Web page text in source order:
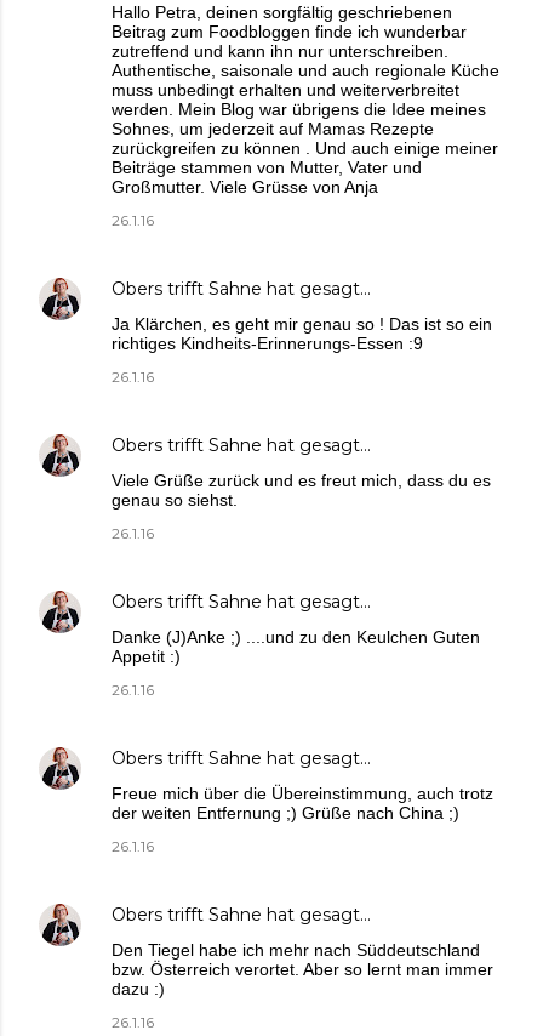
Hallo Petra, deinen sorgfältig geschriebenen
Beitrag zum Foodbloggen finde ich wunderbar
zutreffend und kann ihn nur unterschreiben.
Authentische, saisonale und auch regionale Küche
muss unbedingt erhalten und weiterverbreitet
werden. Mein Blog war übrigens die Idee meines
Sohnes, um jederzeit auf Mamas Rezepte
zurückgreifen zu können . Und auch einige meiner
Beiträge stammen von Mutter, Vater und
Großmutter. Viele Grüsse von Anja
26.1.16
Obers trifft Sahne hat gesagt…
Ja Klärchen, es geht mir genau so ! Das ist so ein
richtiges Kindheits-Erinnerungs-Essen :9
26.1.16
Obers trifft Sahne hat gesagt…
Viele Grüße zurück und es freut mich, dass du es
genau so siehst.
26.1.16
Obers trifft Sahne hat gesagt…
Danke (J)Anke ;) ....und zu den Keulchen Guten
Appetit :)
26.1.16
Obers trifft Sahne hat gesagt…
Freue mich über die Übereinstimmung, auch trotz
der weiten Entfernung ;) Grüße nach China ;)
26.1.16
Obers trifft Sahne hat gesagt…
Den Tiegel habe ich mehr nach Süddeutschland
bzw. Österreich verortet. Aber so lernt man immer
dazu :)
26.1.16